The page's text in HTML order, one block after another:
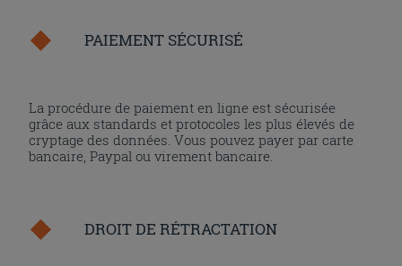
PAIEMENT SÉCURISÉ
La procédure de paiement en ligne est sécurisée
grâce aux standards et protocoles les plus élevés de
cryptage des données. Vous pouvez payer par carte
bancaire, Paypal ou virement bancaire.
DROIT DE RÉTRACTATION